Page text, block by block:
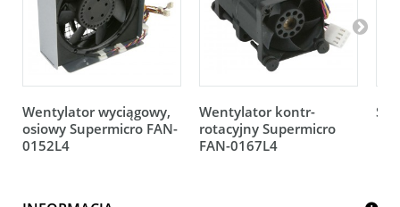
Wentylator wyciągowy,
osiowy Supermicro FAN-
0152L4
Wentylator kontr-
rotacyjny Supermicro
FAN-0167L4